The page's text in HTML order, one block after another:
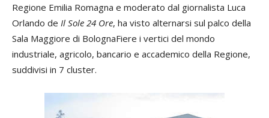
Regione Emilia Romagna e moderato dal giornalista Luca
Orlando de Il Sole 24 Ore, ha visto alternarsi sul palco della
Sala Maggiore di BolognaFiere i vertici del mondo
industriale, agricolo, bancario e accademico della Regione,
suddivisi in 7 cluster.